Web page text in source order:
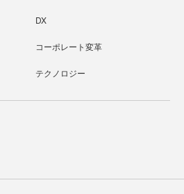
DX
コーポレート変革
テクノロジー